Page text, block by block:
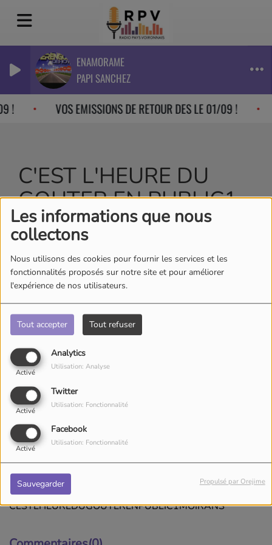
Les informations que nous
collectons
Nous utilisons des cookies pour fournir les services et les
fonctionnalités proposés sur notre site et pour améliorer
l'expérience de nos utilisateurs.
Tout accepter Tout refuser
Analytics
Activé
Utilisation: Analyse
Twitter
Activé
Utilisation: Fonctionnalité
Facebook
Activé
Utilisation: Fonctionnalité
Sauvegarder Propulsé par Orejime
ENAMORAME
PAPI SANCHEZ
! VOS EMISSIONS DE RETOUR DES LE 01/09 !
C'EST L'HEURE DU
GOUTER EN PUBLIC1
MOIRANS
Écouter le podcast
CESTLHEUREDUGOUTERENPUBLIC1MOIRANS